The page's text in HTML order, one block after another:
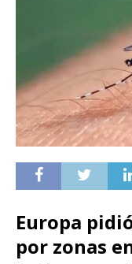
Europa
por zonas